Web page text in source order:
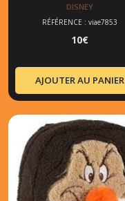
DISNEY
RÉFÉRENCE : viae7853
10€
AJOUTER AU PANIER